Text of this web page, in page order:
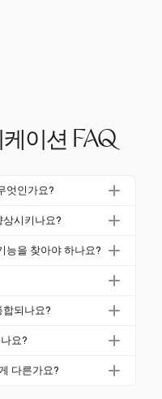
이션 FAQ
엇인가요?
난을 줄여 생산성을
은 개인과 팀이 시간
시키나요?
및 Trello와 같은 도
간소화하고 행정 부담
능을 찾아야 하나요?
보드 및 프로젝트 관
여 정확한 시간 관리
능을 탐색할 수 있는
구를 평가할 기회를
되나요?
은 인기 있는 프로젝
니다.
요?
추적하고 상세 보고
다른가요?